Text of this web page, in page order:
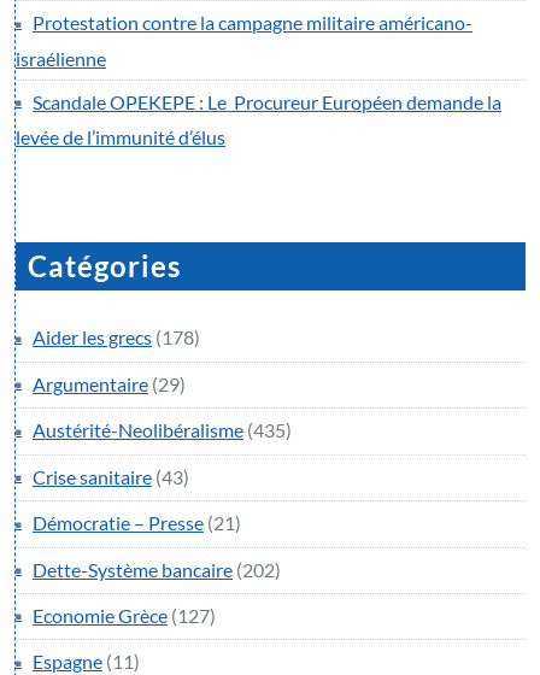
Protestation contre la campagne militaire américano-
israélienne
Scandale OPEKEPE : Le Procureur Européen demande la
levée de l’immunité d’élus
Catégories
Aider les grecs (178)
Argumentaire (29)
Austérité-Neolibéralisme (435)
Crise sanitaire (43)
Démocratie – Presse (21)
Dette-Système bancaire (202)
Economie Grèce (127)
Espagne (11)